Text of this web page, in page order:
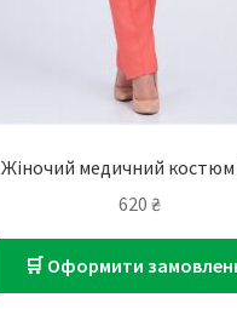
Жіночий медичний костюм
620 ₴
🛒 Оформити